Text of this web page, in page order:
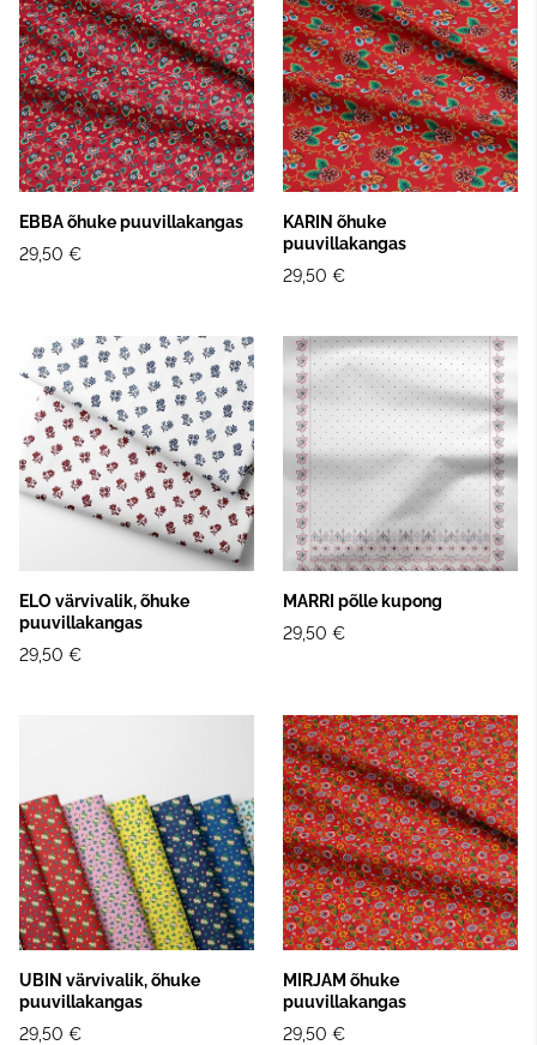
EBBA õhuke puuvillakangas
29,50 €
KARIN õhuke
puuvillakangas
29,50 €
ELO värvivalik, õhuke
puuvillakangas
29,50 €
MARRI põlle kupong
29,50 €
UBIN värvivalik, õhuke
puuvillakangas
29,50 €
MIRJAM õhuke
puuvillakangas
29,50 €